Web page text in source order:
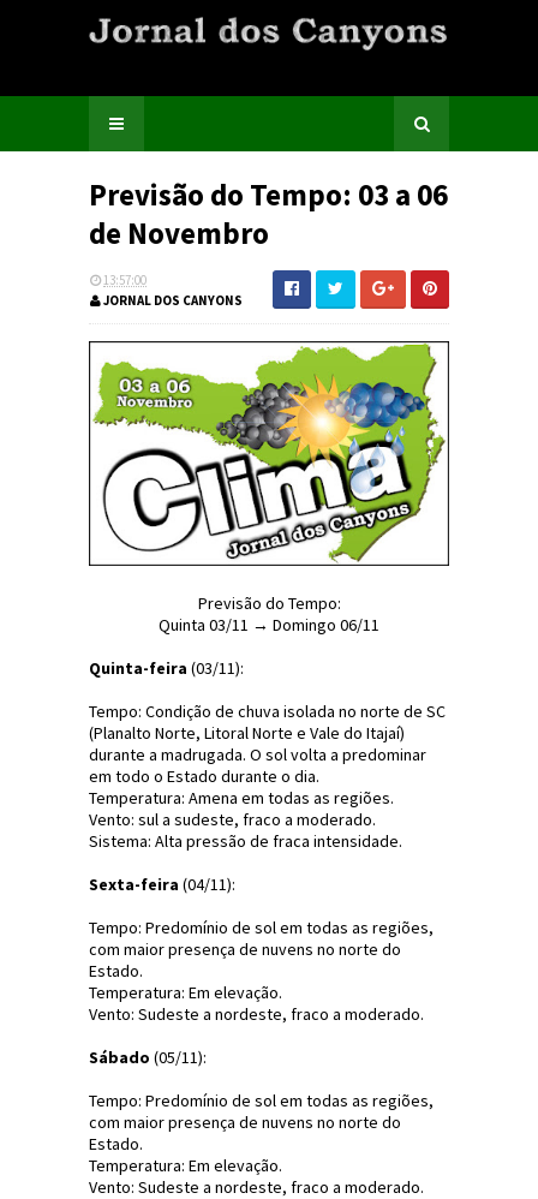
Previsão do Tempo: 03 a 06
de Novembro
13:57:00
JORNAL DOS CANYONS
Previsão do Tempo:
Quinta 03/11 → Domingo 06/11
Quinta-feira (03/11):
Tempo: Condição de chuva isolada no norte de SC
(Planalto Norte, Litoral Norte e Vale do Itajaí)
durante a madrugada. O sol volta a predominar
em todo o Estado durante o dia.
Temperatura: Amena em todas as regiões.
Vento: sul a sudeste, fraco a moderado.
Sistema: Alta pressão de fraca intensidade.
Sexta-feira (04/11):
Tempo: Predomínio de sol em todas as regiões,
com maior presença de nuvens no norte do
Estado.
Temperatura: Em elevação.
Vento: Sudeste a nordeste, fraco a moderado.
Sábado (05/11):
Tempo: Predomínio de sol em todas as regiões,
com maior presença de nuvens no norte do
Estado.
Temperatura: Em elevação.
Vento: Sudeste a nordeste, fraco a moderado.